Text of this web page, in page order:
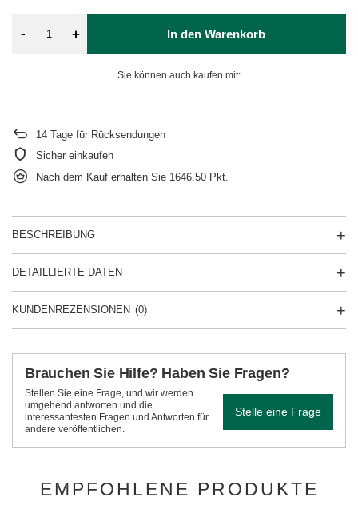
- + In den Warenkorb
Sie können auch kaufen mit:
14 Tage für Rücksendungen
Sicher einkaufen
Nach dem Kauf erhalten Sie 1646.50 Pkt.
BESCHREIBUNG
DETAILLIERTE DATEN
KUNDENREZENSIONEN (0)
Brauchen Sie Hilfe? Haben Sie Fragen?
Stellen Sie eine Frage, und wir werden
umgehend antworten und die
interessantesten Fragen und Antworten für
andere veröffentlichen.
Stelle eine Frage
EMPFOHLENE PRODUKTE